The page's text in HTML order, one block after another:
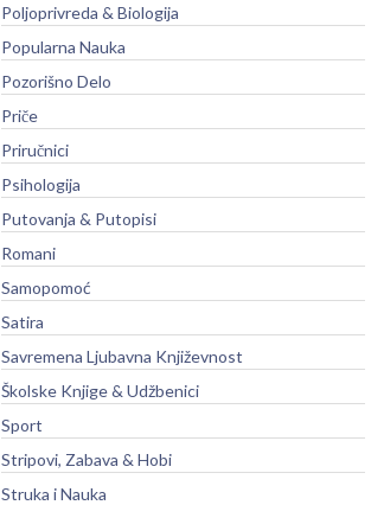
Poljoprivreda & Biologija
Popularna Nauka
Pozorišno Delo
Priče
Priručnici
Psihologija
Putovanja & Putopisi
Romani
Samopomoć
Satira
Savremena Ljubavna Književnost
Školske Knjige & Udžbenici
Sport
Stripovi, Zabava & Hobi
Struka i Nauka